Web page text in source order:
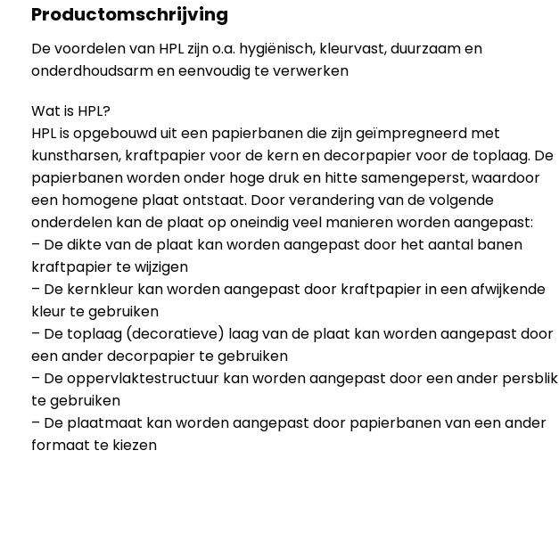
Productomschrijving
De voordelen van HPL zijn o.a. hygiënisch, kleurvast, duurzaam en
onderdhoudsarm en eenvoudig te verwerken
Wat is HPL?
HPL is opgebouwd uit een papierbanen die zijn geïmpregneerd met
kunstharsen, kraftpapier voor de kern en decorpapier voor de toplaag. De
papierbanen worden onder hoge druk en hitte samengeperst, waardoor
een homogene plaat ontstaat. Door verandering van de volgende
onderdelen kan de plaat op oneindig veel manieren worden aangepast:
– De dikte van de plaat kan worden aangepast door het aantal banen
kraftpapier te wijzigen
– De kernkleur kan worden aangepast door kraftpapier in een afwijkende
kleur te gebruiken
– De toplaag (decoratieve) laag van de plaat kan worden aangepast door
een ander decorpapier te gebruiken
– De oppervlaktestructuur kan worden aangepast door een ander persblik
te gebruiken
– De plaatmaat kan worden aangepast door papierbanen van een ander
formaat te kiezen